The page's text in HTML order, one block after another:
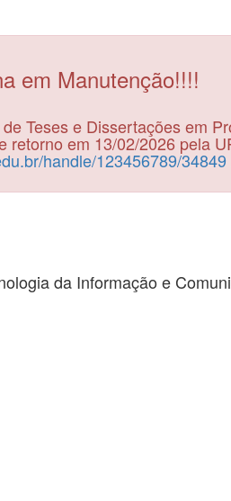
em Manutenção!!!!
Teses e Dissertações em
retorno em 13/02/2026 pela
handle/123456789/34849
da Informação e